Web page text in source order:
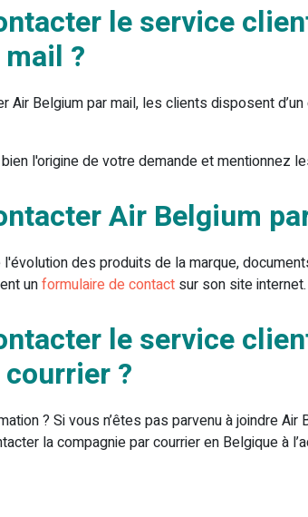
le service
?
Air Belgium par mail, les clients disposent
l'origine de votre demande et mentionnez
Air Belgium
des produits de la marque,
unformulaire de contact sur son site internet.
le service
?
? Si vous n’êtes pas parvenu à joindre
la compagnie par courrier en Belgique à